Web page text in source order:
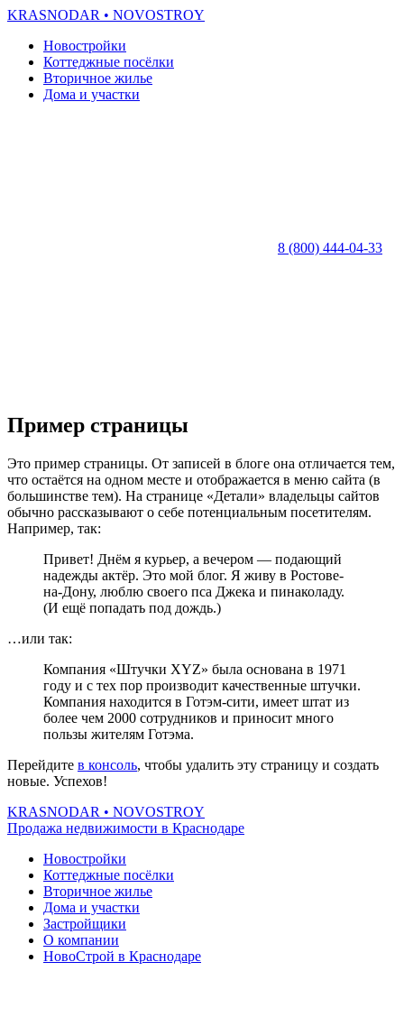
KRASNODAR • NOVOSTROY
Новостройки
Коттеджные посёлки
Вторичное жилье
Дома и участки
8 (800) 444-04-33
Пример страницы
Это пример страницы. От записей в блоге она отличается тем,
что остаётся на одном месте и отображается в меню сайта (в
большинстве тем). На странице «Детали» владельцы сайтов
обычно рассказывают о себе потенциальным посетителям.
Например, так:
Привет! Днём я курьер, а вечером — подающий
надежды актёр. Это мой блог. Я живу в Ростове-
на-Дону, люблю своего пса Джека и пинаколаду.
(И ещё попадать под дождь.)
…или так:
Компания «Штучки XYZ» была основана в 1971
году и с тех пор производит качественные штучки.
Компания находится в Готэм-сити, имеет штат из
более чем 2000 сотрудников и приносит много
пользы жителям Готэма.
Перейдите в консоль, чтобы удалить эту страницу и создать
новые. Успехов!
KRASNODAR • NOVOSTROY
Продажа недвижимости в Краснодаре
Новостройки
Коттеджные посёлки
Вторичное жилье
Дома и участки
Застройщики
О компании
НовоСтрой в Краснодаре